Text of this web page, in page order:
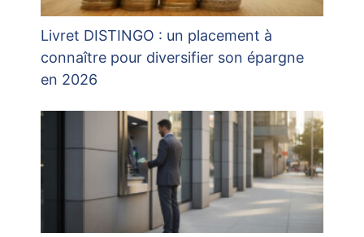
Livret DISTINGO : un placement à
connaître pour diversifier son épargne
en 2026